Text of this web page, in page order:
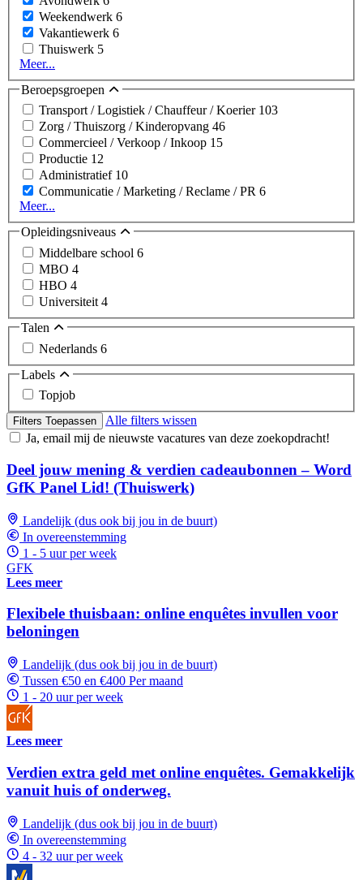
Weekendwerk 6
Vakantiewerk 6
Thuiswerk 5
Meer...
Beroepsgroepen
Transport / Logistiek / Chauffeur / Koerier 103
Zorg / Thuiszorg / Kinderopvang 46
Commercieel / Verkoop / Inkoop 15
Productie 12
Administratief 10
Communicatie / Marketing / Reclame / PR 6
Meer...
Opleidingsniveaus
Middelbare school 6
MBO 4
HBO 4
Universiteit 4
Talen
Nederlands 6
Labels
Topjob
Filters Toepassen
Alle filters wissen
Ja, email mij de nieuwste vacatures van deze zoekopdracht!
Deel jouw mening & verdien cadeaubonnen – Word
GfK Panel Lid! (Thuiswerk)
Landelijk (dus ook bij jou in de buurt)
In overeenstemming
1 - 5 uur per week
GFK
Lees meer
Flexibele thuisbaan: online enquêtes invullen voor
beloningen
Landelijk (dus ook bij jou in de buurt)
Tussen €50 en €400 Per maand
1 - 20 uur per week
Lees meer
Verdien extra geld met online enquêtes. Gemakkelijk
vanuit huis of onderweg.
Landelijk (dus ook bij jou in de buurt)
In overeenstemming
4 - 32 uur per week